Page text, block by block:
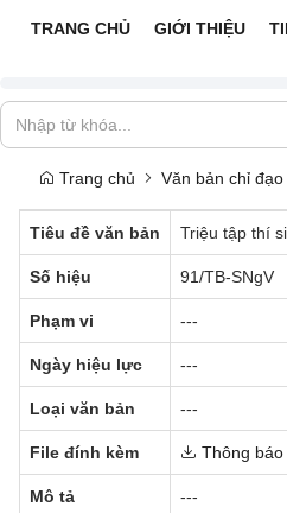
TRANG CHỦ GIỚI THIỆU
Trang chủ Văn bản chỉ
Tiêu đề văn bản Triệu tập thí
Số hiệu 91/TB-SNgV
Phạm vi ---
Ngày hiệu lực ---
Loại văn bản ---
File đính kèm Thông
Mô tả ---